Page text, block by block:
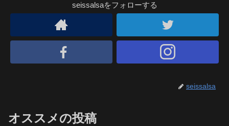
seissalsaをフォローする
seissalsa
オススメの投稿